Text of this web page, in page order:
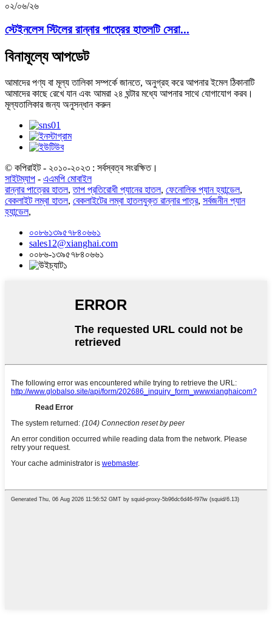
০২/০৬/২৬
স্টেইনলেস স্টিলের রান্নার পাত্রের হাতলটি সেরা...
বিনামূল্যে আপডেট
আমাদের পণ্য বা মূল্য তালিকা সম্পর্কে জানতে, অনুগ্রহ করে আপনার ইমেল ঠিকানাটি
আমাদের কাছে রেখে যান এবং আমরা ২৪ ঘন্টার মধ্যে আপনার সাথে যোগাযোগ করব।
মূল্যতালিকার জন্য অনুসন্ধান করুন
© কপিরাইট - ২০১০-২০২৩ : সর্বস্বত্ব সংরক্ষিত।
সাইটম্যাপ - এএমপি মোবাইল
রান্নার পাত্রের হাতল,তাপ প্রতিরোধী প্যানের হাতল, ফেনোলিক প্যান হ্যান্ডেল,
বেকলাইট লম্বা হাতল, বেকলাইটের লম্বা হাতলযুক্ত রান্নার পাত্র, সর্বজনীন প্যান
হ্যান্ডেল,
০০৮৬১৩৯৫৭৮৪০৬৬১
sales12@xianghai.com
০০৮৬-১৩৯৫৭৮৪০৬৬১